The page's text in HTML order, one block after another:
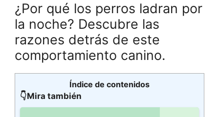
¿Por qué los perros ladran por
la noche? Descubre las
razones detrás de este
comportamiento canino.
Índice de contenidos
👇Mira también